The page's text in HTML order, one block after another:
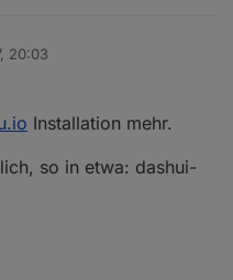
20:03
Installation mehr.
so in etwa: dashui-